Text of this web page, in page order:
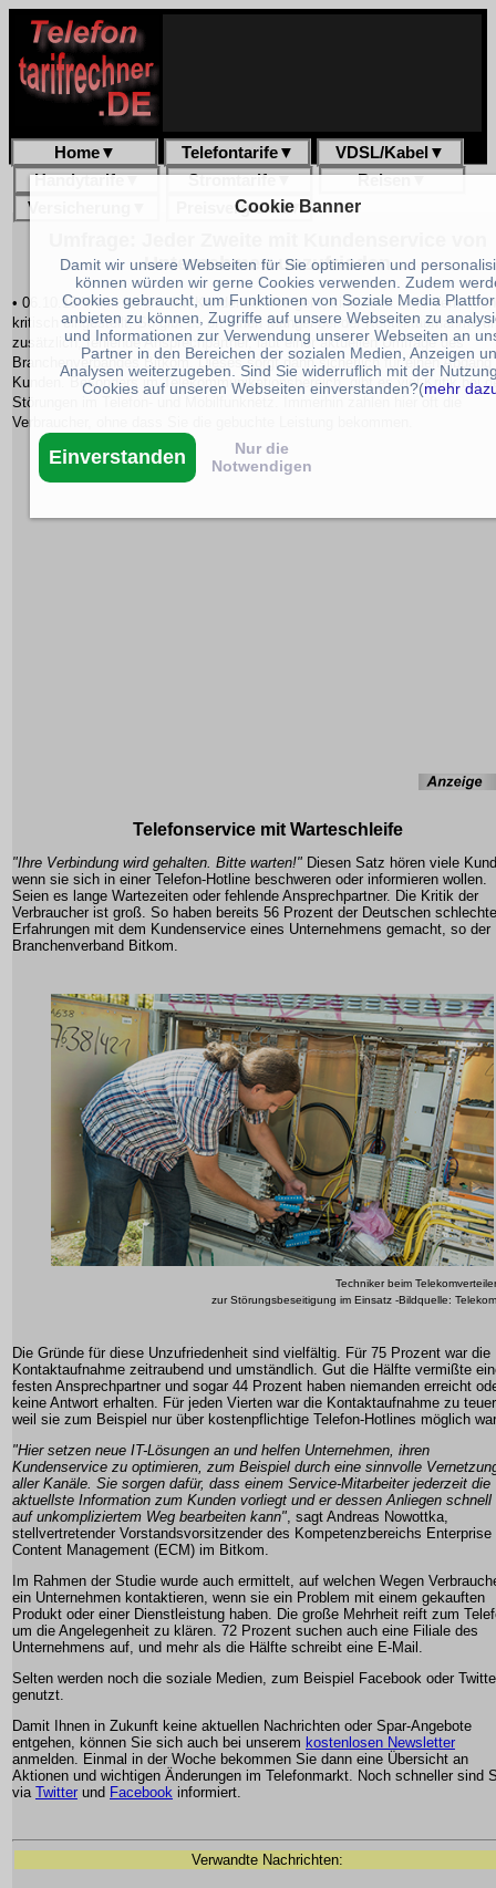
Home▼ Telefontarife▼ VDSL/Kabel ▼
Handytarife▼ Stromtarife▼ Reisen▼
Versicherung
Preisvergleich▼
Unternehmen unzufrieden
• 06.10.16 Wenn es um den Kundenservice geht, sind doch viele
kritisch eingestellt. So gibt es oft einen Mangel bei der Kontaktaufnahme
zusätzlich, fehlende Ansprechpartner, laut einer aktuellen Umfrage des
Branchenverbandes Bitkom. Dieses sorgt dann sicherlich für einen Abgang
Kunden. Besonders im Telekommunikationsbereich, gibt es viel Kritik bei
Störungen im Telefon- und Mobilfunknetz. Immerhin zahlen hier oft die
Verbraucher, ohne dass Sie die gebuchte Leistung bekommen.
Telefonservice mit Warteschleife
"Ihre Verbindung wird gehalten. Bitte warten!" Diesen Satz hören viele
wenn sie sich in einer Telefon-Hotline beschweren oder informieren wollen.
Seien es lange Wartezeiten oder fehlende Ansprechpartner. Die Kritik der
Verbraucher ist groß. So haben bereits 56 Prozent der Deutschen schlechte
Erfahrungen mit dem Kundenservice eines Unternehmens gemacht, so der
Branchenverband Bitkom.
Techniker beim Telekomverteiler
zur Störungsbeseitigung im Einsatz -Bildquelle: Telekom
Die Gründe für diese Unzufriedenheit sind vielfältig. Für 75 Prozent war die
Kontaktaufnahme zeitraubend und umständlich. Gut die Hälfte vermißte
festen Ansprechpartner und sogar 44 Prozent haben niemanden erreicht
keine Antwort erhalten. Für jeden Vierten war die Kontaktaufnahme zu
weil sie zum Beispiel nur über kostenpflichtige Telefon-Hotlines möglich
"Hier setzen neue IT-Lösungen an und helfen Unternehmen, ihren
Kundenservice zu optimieren, zum Beispiel durch eine sinnvolle
aller Kanäle. Sie sorgen dafür, dass einem Service-Mitarbeiter jederzeit die
aktuellste Information zum Kunden vorliegt und er dessen Anliegen schnell
auf unkompliziertem Weg bearbeiten kann", sagt Andreas Nowottka,
stellvertretender Vorstandsvorsitzender des Kompetenzbereichs Enterprise
Content Management (ECM) im Bitkom.
Im Rahmen der Studie wurde auch ermittelt, auf welchen Wegen
ein Unternehmen kontaktieren, wenn sie ein Problem mit einem gekauften
Produkt oder einer Dienstleistung haben. Die große Mehrheit reift zum
um die Angelegenheit zu klären. 72 Prozent suchen auch eine Filiale des
Unternehmens auf, und mehr als die Hälfte schreibt eine E-Mail.
Selten werden noch die soziale Medien, zum Beispiel Facebook oder
genutzt.
Damit Ihnen in Zukunft keine aktuellen Nachrichten oder Spar-Angebote
entgehen, können Sie sich auch bei unserem kostenlosen Newsletter
anmelden. Einmal in der Woche bekommen Sie dann eine Übersicht an
Aktionen und wichtigen Änderungen im Telefonmarkt. Noch schneller sind
via Twitter und Facebook informiert.
Verwandte Nachrichten:
Cookie Banner
Damit wir unsere Webseiten für Sie optimieren und
können würden wir gerne Cookies verwenden. Zudem
Cookies gebraucht, um Funktionen von Soziale Media
anbieten zu können, Zugriffe auf unsere Webseiten zu
und Informationen zur Verwendung unserer Webseiten an
Partner in den Bereichen der sozialen Medien, Anzeigen
Analysen weiterzugeben. Sind Sie widerruflich mit der
Cookies auf unseren Webseiten einverstanden?(mehr
Einverstanden
Nur die
Notwendigen